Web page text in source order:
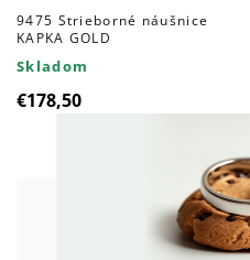
9475 Strieborné náušnice
KAPKA GOLD
Skladom
€178,50